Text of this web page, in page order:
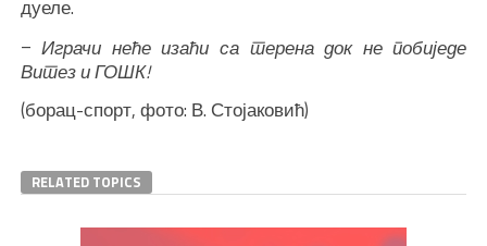
дуеле.
–Играчи неће изаћи са терена док не побиједе
Витез и ГОШК!
(борац-спорт, фото: В. Стојаковић)
RELATED TOPICS